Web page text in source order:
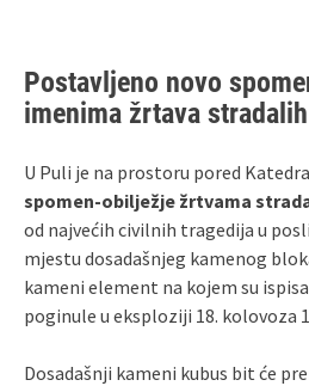
Postavljeno novo
imenima žrtava
U Puli je na prostoru pored
spomen‑obilježje žrtvama
od najvećih civilnih tragedija u
mjestu dosadašnjeg kamenog
kameni element na kojem su
poginule u eksploziji 18. kolovoza
Dosadašnji kameni kubus bit će